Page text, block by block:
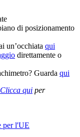
di posizionamento
un’occhiata qui
direttamente o
Guarda qui
Clicca qui per
per l'UE